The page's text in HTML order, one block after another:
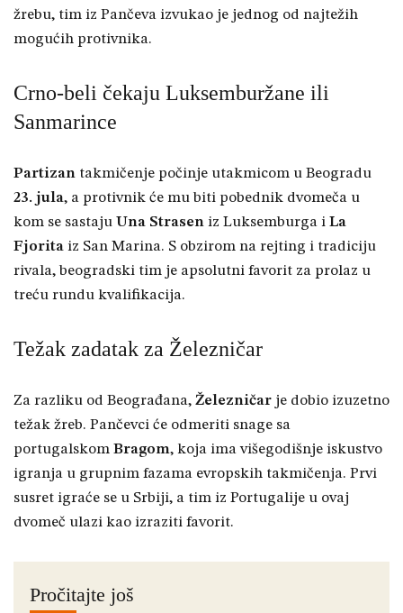
žrebu, tim iz Pančeva izvukao je jednog od najtežih
mogućih protivnika.
Crno-beli čekaju Luksemburžane ili
Sanmarince
Partizan takmičenje počinje utakmicom u Beogradu
23. jula, a protivnik će mu biti pobednik dvomeča u
kom se sastaju Una Strasen iz Luksemburga i La
Fjorita iz San Marina. S obzirom na rejting i tradiciju
rivala, beogradski tim je apsolutni favorit za prolaz u
treću rundu kvalifikacija.
Težak zadatak za Železničar
Za razliku od Beograđana, Železničar je dobio izuzetno
težak žreb. Pančevci će odmeriti snage sa
portugalskom Bragom, koja ima višegodišnje iskustvo
igranja u grupnim fazama evropskih takmičenja. Prvi
susret igraće se u Srbiji, a tim iz Portugalije u ovaj
dvomeč ulazi kao izraziti favorit.
Pročitajte još